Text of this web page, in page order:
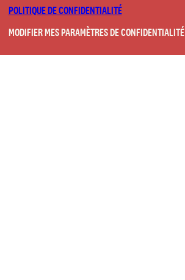
POLITIQUE DE CONFIDENTIALITÉ
MODIFIER MES PARAMÈTRES DE CONFIDENTIALITÉ